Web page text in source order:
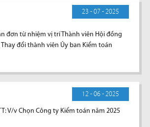
23 - 07 - 2025
đơn từ nhiệm vị trí Thành viên Hội đồng
đổi thành viên Ủy ban Kiểm toán
12 - 06 - 2025
V/v Chọn Công ty Kiểm toán năm 2025